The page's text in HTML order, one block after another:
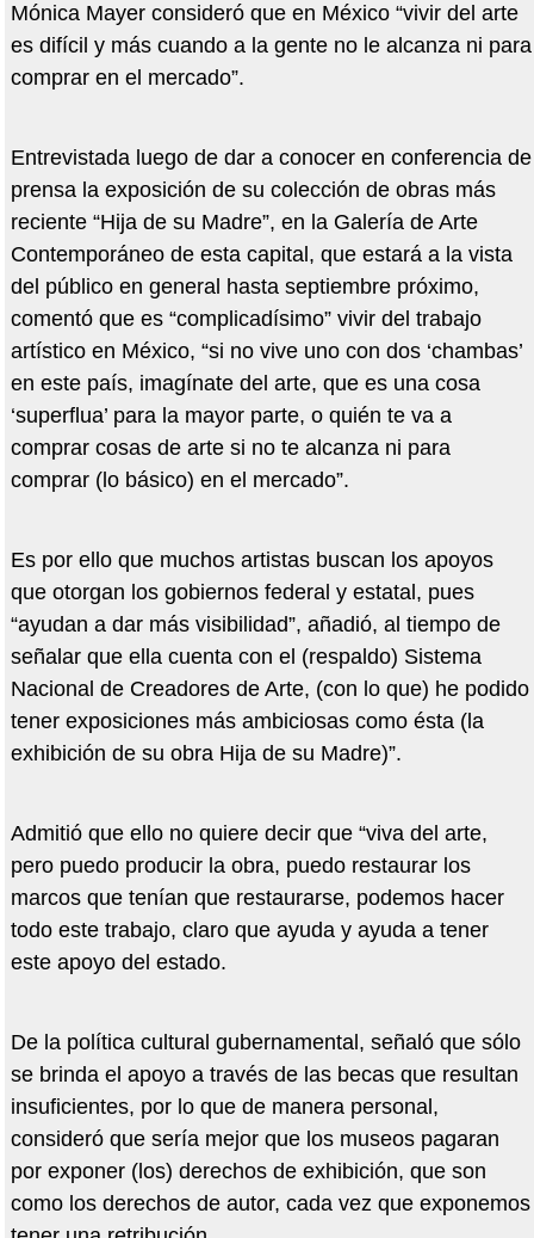
Mónica Mayer consideró que en México “vivir del arte
es difícil y más cuando a la gente no le alcanza ni para
comprar en el mercado”.
Entrevistada luego de dar a conocer en conferencia de
prensa la exposición de su colección de obras más
reciente “Hija de su Madre”, en la Galería de Arte
Contemporáneo de esta capital, que estará a la vista
del público en general hasta septiembre próximo,
comentó que es “complicadísimo” vivir del trabajo
artístico en México, “si no vive uno con dos ‘chambas’
en este país, imagínate del arte, que es una cosa
‘superflua’ para la mayor parte, o quién te va a
comprar cosas de arte si no te alcanza ni para
comprar (lo básico) en el mercado”.
Es por ello que muchos artistas buscan los apoyos
que otorgan los gobiernos federal y estatal, pues
“ayudan a dar más visibilidad”, añadió, al tiempo de
señalar que ella cuenta con el (respaldo) Sistema
Nacional de Creadores de Arte, (con lo que) he podido
tener exposiciones más ambiciosas como ésta (la
exhibición de su obra Hija de su Madre)”.
Admitió que ello no quiere decir que “viva del arte,
pero puedo producir la obra, puedo restaurar los
marcos que tenían que restaurarse, podemos hacer
todo este trabajo, claro que ayuda y ayuda a tener
este apoyo del estado.
De la política cultural gubernamental, señaló que sólo
se brinda el apoyo a través de las becas que resultan
insuficientes, por lo que de manera personal,
consideró que sería mejor que los museos pagaran
por exponer (los) derechos de exhibición, que son
como los derechos de autor, cada vez que exponemos